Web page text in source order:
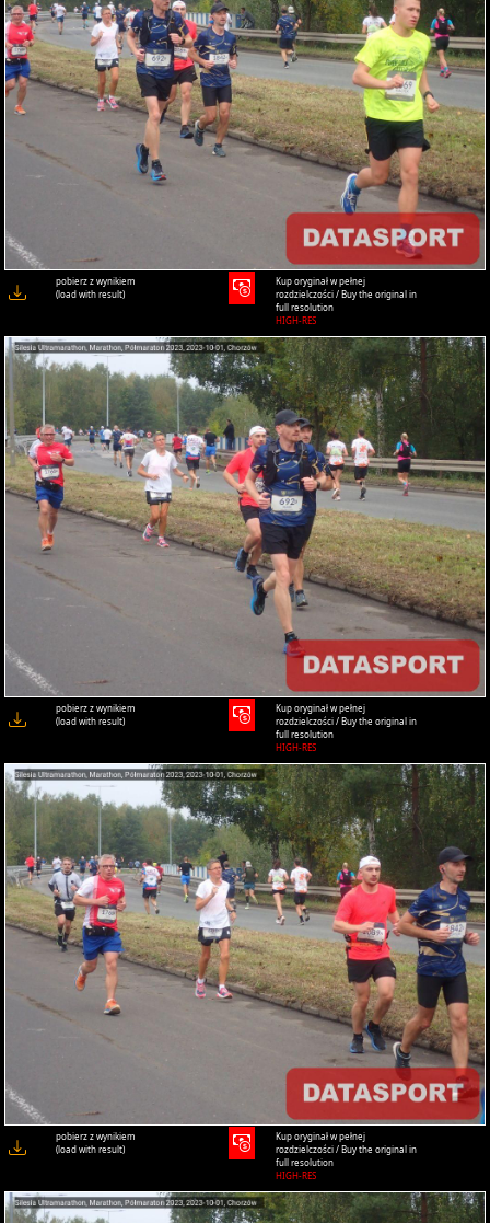
pobierz z wynikiem
(load with result)
Kup oryginał w pełnej
rozdzielczości / Buy the original in
full resolution
HIGH-RES
pobierz z wynikiem
(load with result)
Kup oryginał w pełnej
rozdzielczości / Buy the original in
full resolution
HIGH-RES
pobierz z wynikiem
(load with result)
Kup oryginał w pełnej
rozdzielczości / Buy the original in
full resolution
HIGH-RES